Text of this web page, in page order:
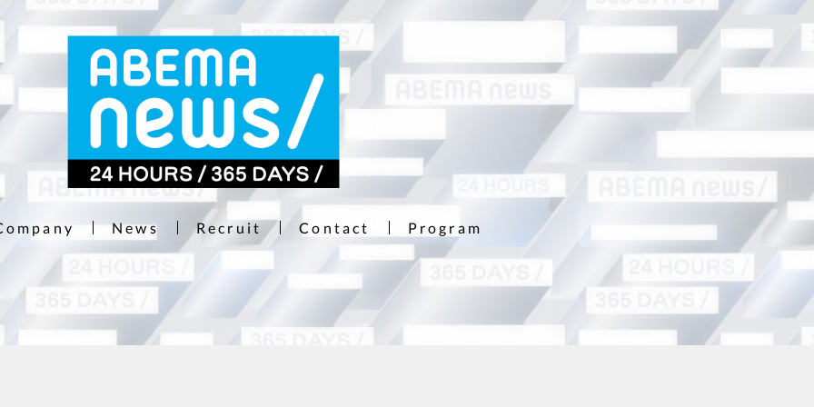
News Recruit Contact Program